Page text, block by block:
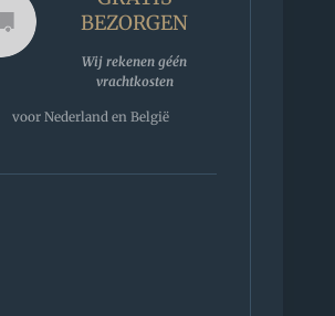
BEZORGEN
Wij rekenen géén
vrachtkosten
voor Nederland en België